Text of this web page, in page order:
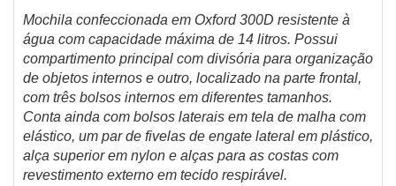
Mochila confeccionada em Oxford 300D resistente à
água com capacidade máxima de 14 litros. Possui
compartimento principal com divisória para organização
de objetos internos e outro, localizado na parte frontal,
com três bolsos internos em diferentes tamanhos.
Conta ainda com bolsos laterais em tela de malha com
elástico, um par de fivelas de engate lateral em plástico,
alça superior em nylon e alças para as costas com
revestimento externo em tecido respirável.